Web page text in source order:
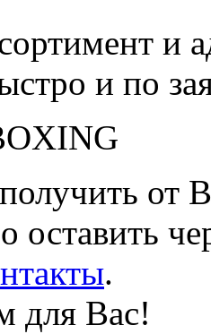
и
и по
от
.
для Вас!